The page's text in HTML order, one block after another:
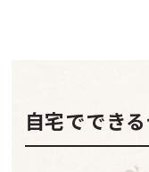
自宅ででき